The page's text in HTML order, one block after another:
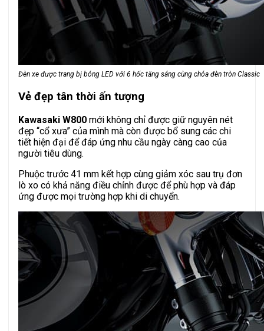
Đèn xe được trang bị bóng LED với 6 hốc tăng sáng cùng chóa đèn tròn Classic
Vẻ đẹp tân thời ấn tượng
Kawasaki W800 mới không chỉ được giữ nguyên nét
đẹp “cổ xưa” của mình mà còn được bổ sung các chi
tiết hiện đại để đáp ứng nhu cầu ngày càng cao của
người tiêu dùng.
Phuộc trước 41 mm kết hợp cùng giảm xóc sau trụ đơn
lò xo có khả năng điều chỉnh được để phù hợp và đáp
ứng được mọi trường hợp khi di chuyển.